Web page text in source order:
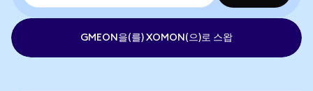
GMEON을(를) XOMON(으)로 스왑